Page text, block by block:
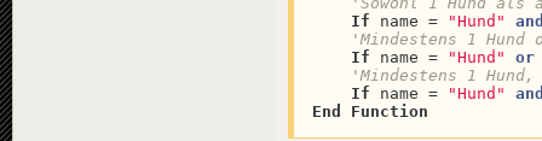
If name = "Hund"
If name = "Hund" or
'Mindestens 1
If name = "Hund"
End
Function